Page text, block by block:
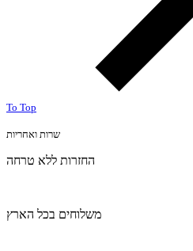
To Top
שרות ואחריות
החזרות ללא טרחה
משלוחים בכל הארץ